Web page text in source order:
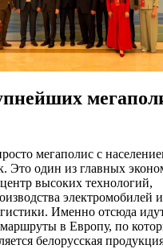
мегаполис с
Это один из главных
высоких технологий,
электромобилей и
Именно отсюда
в Европу, по
белорусская